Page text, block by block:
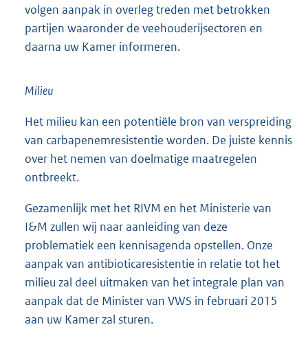
gezelschapsdieren mee te nemen.
Wanneer het advies gereed is zullen wij gezamenlijk
partijen waaronder de veehouderijsectoren en
daarna uw Kamer informeren.
Milieu
van carbapenemresistentie worden. De juiste kennis
over het nemen van doelmatige maatregelen
ontbreekt.
Gezamenlijk met het RIVM en het Ministerie van
I&M zullen wij naar aanleiding van deze
problematiek een kennisagenda opstellen. Onze